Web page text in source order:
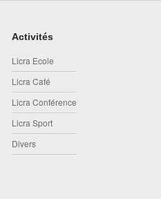
Activités
Licra Ecole
Licra Café
Licra Conférence
Licra Sport
Divers